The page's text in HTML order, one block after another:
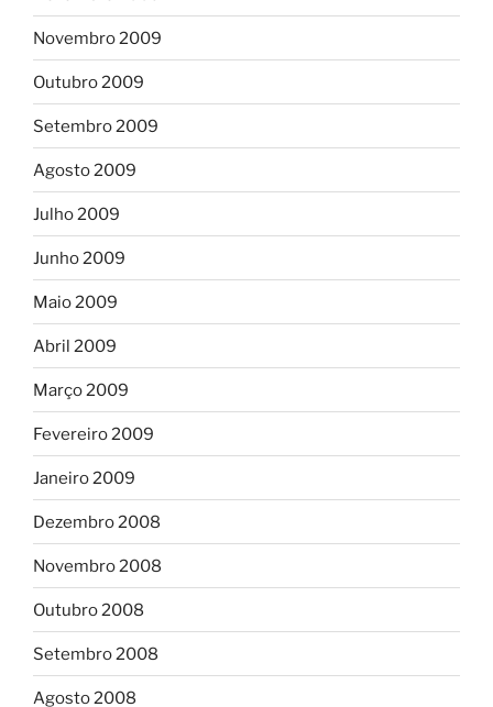
Novembro 2009
Outubro 2009
Setembro 2009
Agosto 2009
Julho 2009
Junho 2009
Maio 2009
Abril 2009
Março 2009
Fevereiro 2009
Janeiro 2009
Dezembro 2008
Novembro 2008
Outubro 2008
Setembro 2008
Agosto 2008